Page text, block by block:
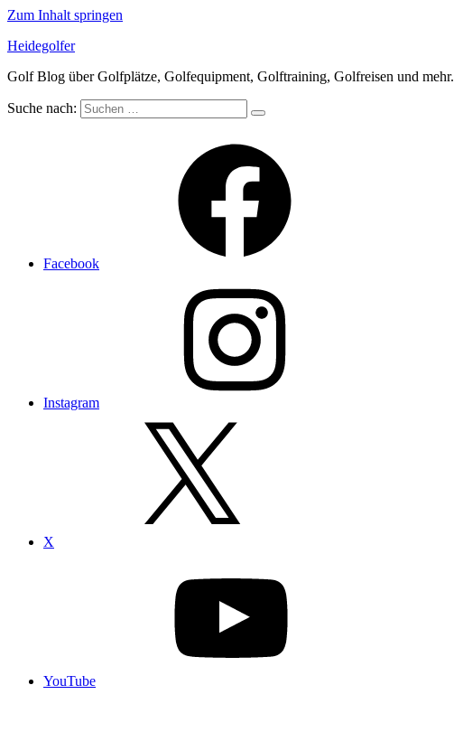
Zum Inhalt springen
Heidegolfer
Golf Blog über Golfplätze, Golfequipment, Golftraining, Golfreisen und mehr.
Suche nach:
Facebook
Instagram
X
YouTube